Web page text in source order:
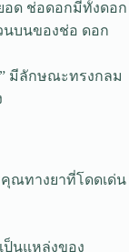
อด ช่อดอกมีทั้งดอก
นบนของช่อ ดอก
” มีลักษณะทรงกลม
ณทางยาที่โดดเด่น
ป็นแหล่งของ